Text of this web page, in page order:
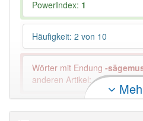
PowerIndex: 1
Häufigkeit: 2 von 10
Wörter mit Endung -
anderen Artikel: -1
94% unserer Spielapp-